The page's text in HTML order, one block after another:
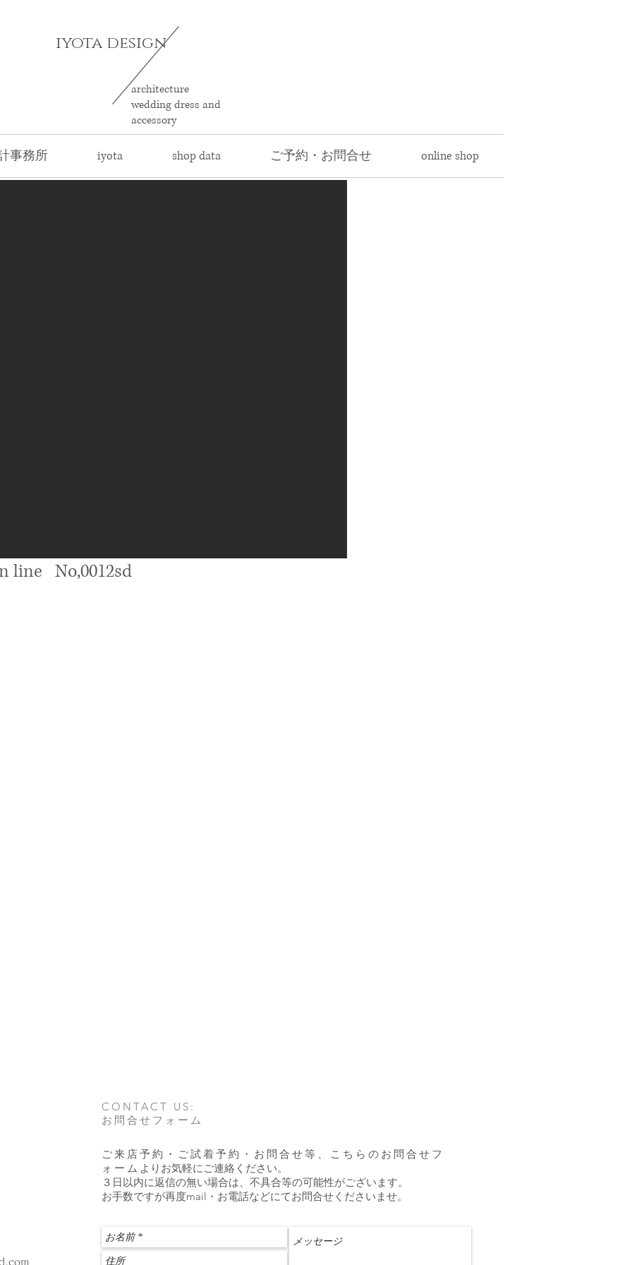
iyota design
architecture
wedding dress and
accessory
事務所 iyota shop data ご予約・お問合せ online shop
line No,0012sd
CONTACT US:
お問合せフォーム
ご来店予約・ご試着予約・お問合せ等、こちらのお問合せフ
ォーム よりお気軽にご連絡ください。
​３日以内に返信の無い場合は、不具合等の可能性がございます。
お手数ですが再度mail・お電話などにてお問合せくださいませ。